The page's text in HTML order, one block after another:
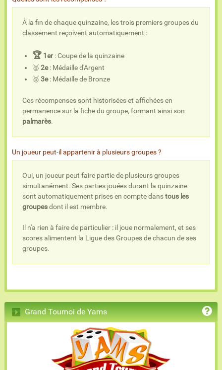
À la fin de chaque quinzaine, les trois premiers groupes du
classement reçoivent automatiquement :
🏆 1er : Coupe de la quinzaine
🥈 2e: Médaille d'Argent
🥉 3e: Médaille de Bronze
Ces récompenses sont historisées et affichées en
permanence sur la fiche du groupe, formant ainsi son
palmarès.
Un joueur peut-il appartenir à plusieurs groupes ?
Oui, un joueur peut faire partie de plusieurs groupes
simultanément. Ses parties jouées durant la quinzaine
sont automatiquement prises en compte danstous les
groupesdont il est membre.
Il n'a rien à faire de particulier : il joue normalement, et ses
scores alimentent la Ligue des Groupes de chacun de ses
groupes.
Grand Tournoi de Yams